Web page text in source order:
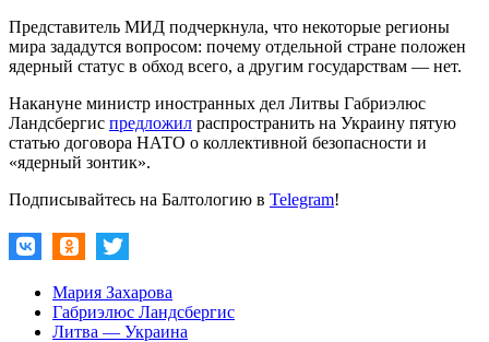
Представитель МИД подчеркнула, что некоторые регионы
мира зададутся вопросом: почему отдельной стране положен
ядерный статус в обход всего, а другим государствам — нет.
Накануне министр иностранных дел Литвы Габриэлюс
Ландсбергис предложил распространить на Украину пятую
статью договора НАТО о коллективной безопасности и
«ядерный зонтик».
Подписывайтесь на Балтологию в Telegram!
Мария Захарова
Габриэлюс Ландсбергис
Литва — Украина